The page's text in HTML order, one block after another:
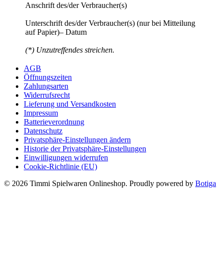
Anschrift des/der Verbraucher(s)
Unterschrift des/der Verbraucher(s) (nur bei Mitteilung
auf Papier)– Datum
(*) Unzutreffendes streichen.
AGB
Öffnungszeiten
Zahlungsarten
Widerrufsrecht
Lieferung und Versandkosten
Impressum
Batterieverordnung
Datenschutz
Privatsphäre-Einstellungen ändern
Historie der Privatsphäre-Einstellungen
Einwilligungen widerrufen
Cookie-Richtlinie (EU)
© 2026 Timmi Spielwaren Onlineshop. Proudly powered by Botiga